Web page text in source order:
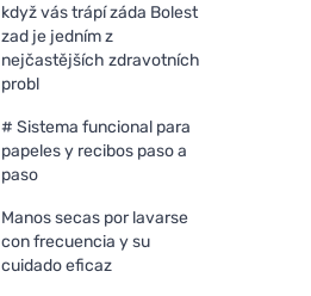
když vás trápí záda Bolest
zad je jedním z
nejčastějších zdravotních
probl
# Sistema funcional para
papeles y recibos paso a
paso
Manos secas por lavarse
con frecuencia y su
cuidado eficaz